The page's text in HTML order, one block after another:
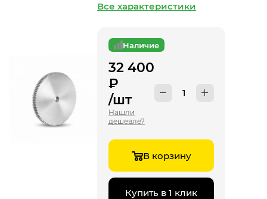
Все характеристики
Наличие
32 400
₽
/шт
Нашли
дешевле?
В корзину
Купить в 1 клик